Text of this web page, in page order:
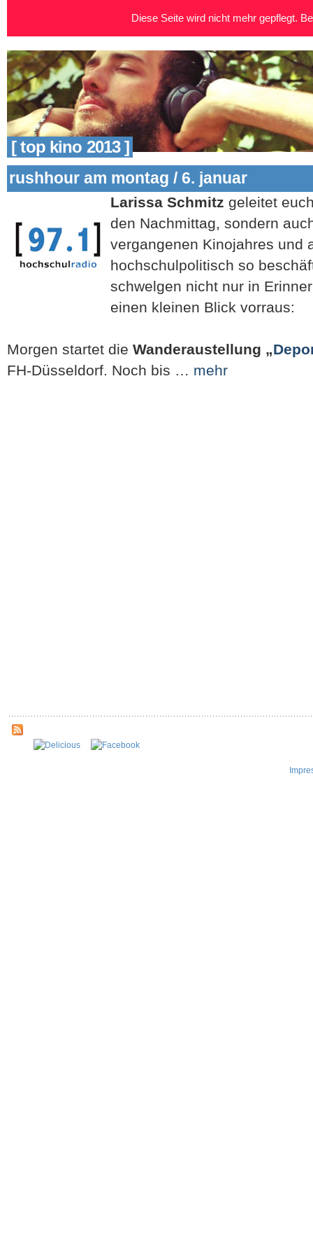
[ top kino 2013 ]
rushhour am montag / 6. januar
Larissa Schmitz geleitet
den Nachmittag, sondern
vergangenen Kinojahres und
hochschulpolitisch so
schwelgen nicht nur in
einen kleinen Blick vorraus:
Morgen startet die Wanderaustellung „
FH-Düsseldorf. Noch bis … mehr
Diese Seite wird nicht mehr gepflegt.